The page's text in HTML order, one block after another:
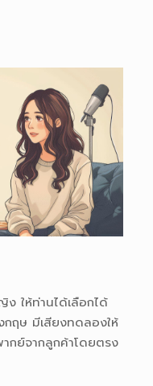
ง ให้ท่านได้เลือกได้
กฤษ มีเสียงทดลองให้
กย์จากลูกค้าโดยตรง